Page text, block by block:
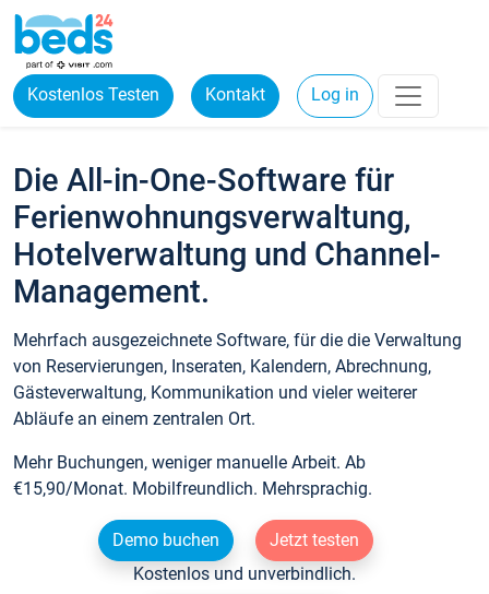
Kostenlos Testen Kontakt Log in
Die All-in-One-Software für
Ferienwohnungsverwaltung,
Hotelverwaltung und Channel-
Management.
Mehrfach ausgezeichnete Software, für die die Verwaltung
von Reservierungen, Inseraten, Kalendern, Abrechnung,
Gästeverwaltung, Kommunikation und vieler weiterer
Abläufe an einem zentralen Ort.
Mehr Buchungen, weniger manuelle Arbeit. Ab
€15,90/Monat. Mobilfreundlich. Mehrsprachig.
Demo buchen
Jetzt testen
Kostenlos und unverbindlich.